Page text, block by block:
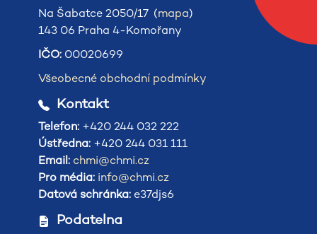
Na Šabatce 2050/17 (mapa)
143 06 Praha 4-Komořany
IČO: 00020699
Všeobecné obchodní podmínky
Kontakt
Telefon: +420 244 032 222
Ústředna: +420 244 031 111
Email: chmi@chmi.cz
Pro média: info@chmi.cz
Datová schránka: e37djs6
Podatelna